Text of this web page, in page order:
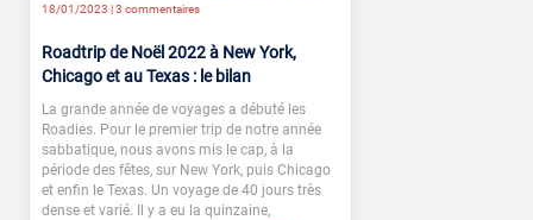
18/01/2023 |3 commentaires
Roadtrip de Noël 2022 à New York,
Chicago et au Texas : le bilan
La grande année de voyages a débuté les
Roadies. Pour le premier trip de notre année
sabbatique, nous avons mis le cap, à la
période des fêtes, sur New York, puis Chicago
et enfin le Texas. Un voyage de 40 jours très
dense et varié. Il y a eu la quinzaine,